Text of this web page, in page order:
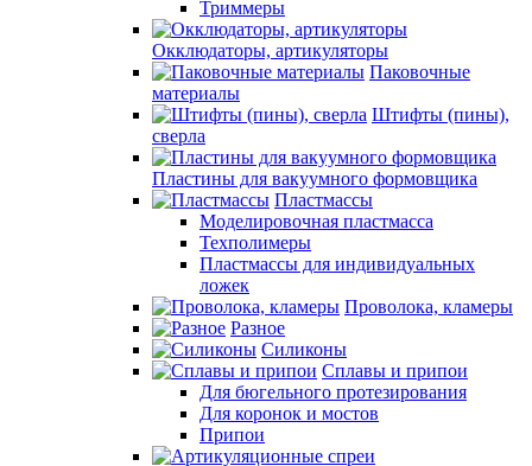
Триммеры
Окклюдаторы, артикуляторы
Паковочные
материалы
Штифты (пины),
сверла
Пластины для вакуумного формовщика
Пластмассы
Моделировочная пластмасса
Техполимеры
Пластмассы для индивидуальных
ложек
Проволока, кламеры
Разное
Силиконы
Сплавы и припои
Для бюгельного протезирования
Для коронок и мостов
Припои